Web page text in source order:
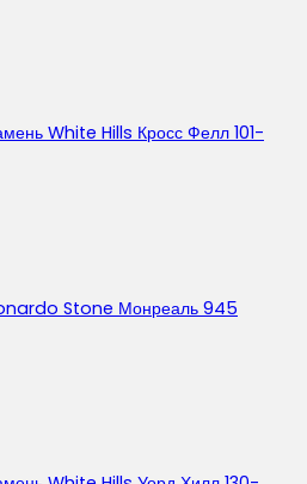
White Hills Кросс Фелл 101-
Stone Монреаль 945